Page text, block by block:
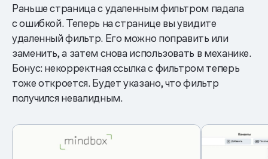
Раньше страница с удаленным фильтром падала
с ошибкой. Теперь на странице вы увидите
удаленный фильтр. Его можно поправить или
заменить, а затем снова использовать в механике.
Бонус: некорректная ссылка с фильтром теперь
тоже откроется. Будет указано, что фильтр
получился невалидным.